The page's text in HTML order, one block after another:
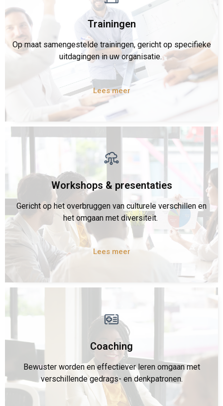
Trainingen
Op maat samengestelde trainingen, gericht op specifieke
uitdagingen in uw organisatie.
Lees meer
Workshops & presentaties
Gericht op het overbruggen van culturele verschillen en
het omgaan met diversiteit.
Lees meer
Coaching
Bewuster worden en effectiever leren omgaan met
verschillende gedrags- en denkpatronen.